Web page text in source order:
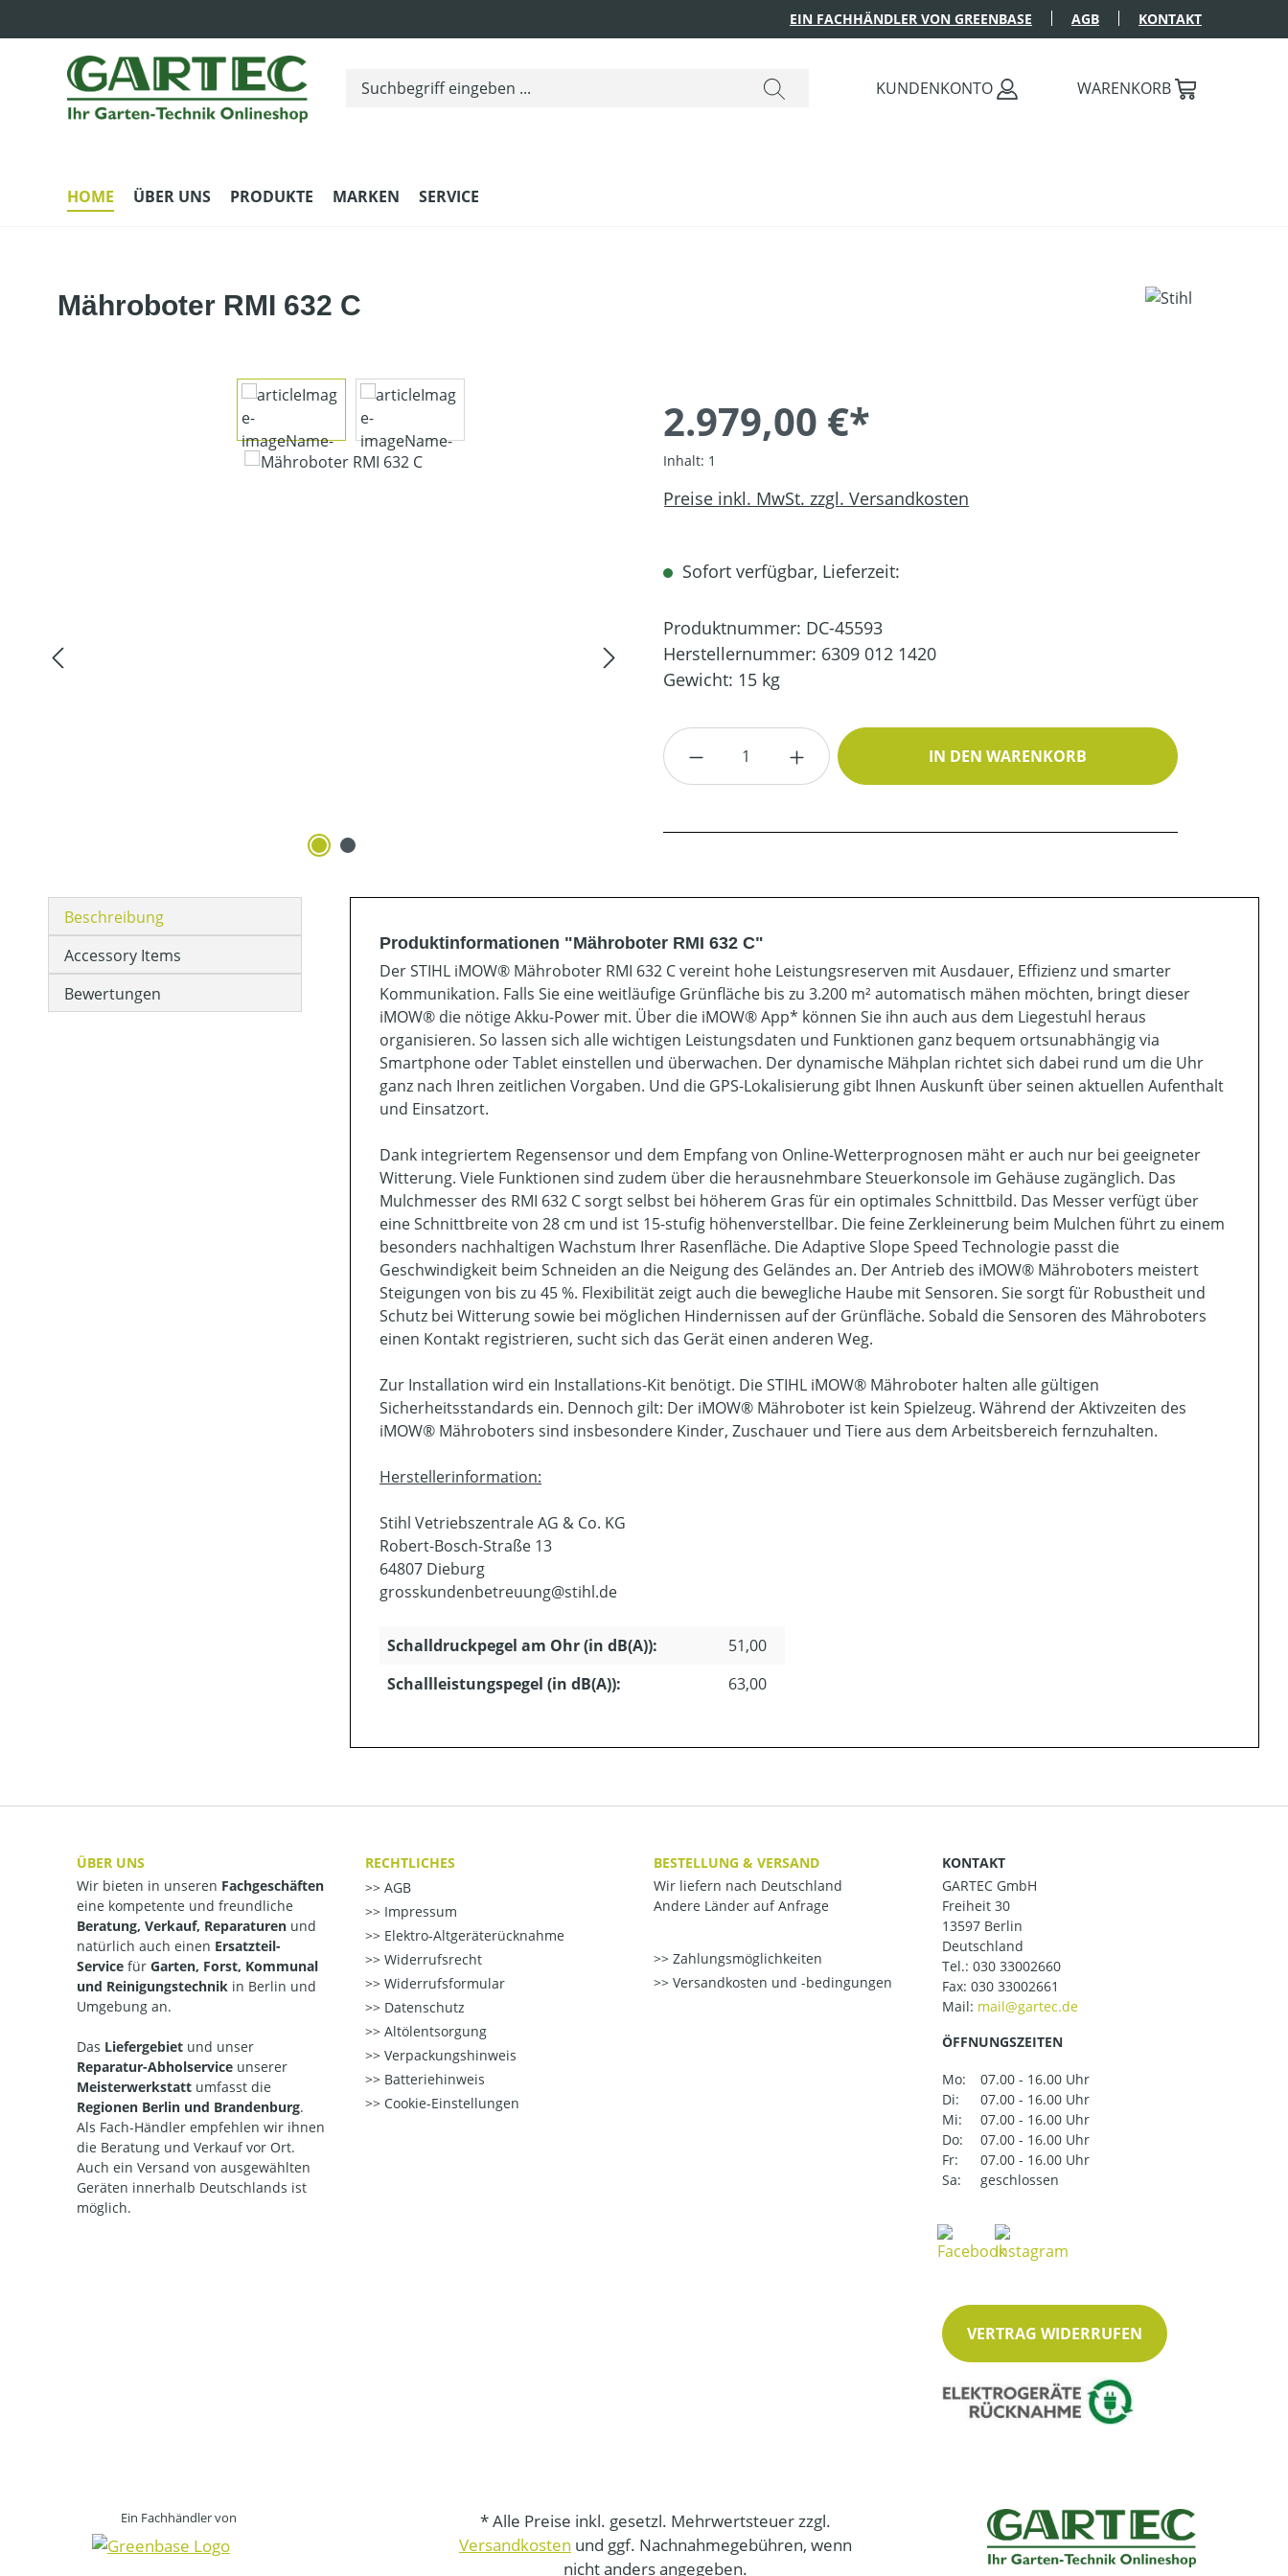
EIN FACHHÄNDLER VON GREENBASE AGB KONTAKT
KUNDENKONTO WARENKORB
HOME ÜBER UNS PRODUKTE MARKEN SERVICE
Mähroboter RMI 632 C
2.979,00 €*
Inhalt: 1
Preise inkl. MwSt. zzgl. Versandkosten
Sofort verfügbar, Lieferzeit:
Produktnummer: DC-45593
Herstellernummer: 6309 012 1420
Gewicht: 15 kg
Produkt Anzahl: Gib den gewünschten Wert ein oder
IN DEN WARENKORB
Beschreibung
Accessory Items
Bewertungen
Produktinformationen "Mähroboter RMI 632 C"
Der STIHL iMOW® Mähroboter RMI 632 C vereint hohe Leistungsreserven mit Ausdauer, Effizienz und smarter
Kommunikation. Falls Sie eine weitläufige Grünfläche bis zu 3.200 m² automatisch mähen möchten, bringt dieser
iMOW® die nötige Akku-Power mit. Über die iMOW® App* können Sie ihn auch aus dem Liegestuhl heraus
organisieren. So lassen sich alle wichtigen Leistungsdaten und Funktionen ganz bequem ortsunabhängig via
Smartphone oder Tablet einstellen und überwachen. Der dynamische Mähplan richtet sich dabei rund um die Uhr
ganz nach Ihren zeitlichen Vorgaben. Und die GPS-Lokalisierung gibt Ihnen Auskunft über seinen aktuellen Aufenthalt
und Einsatzort.
Dank integriertem Regensensor und dem Empfang von Online-Wetterprognosen mäht er auch nur bei geeigneter
Witterung. Viele Funktionen sind zudem über die herausnehmbare Steuerkonsole im Gehäuse zugänglich. Das
Mulchmesser des RMI 632 C sorgt selbst bei höherem Gras für ein optimales Schnittbild. Das Messer verfügt über
eine Schnittbreite von 28 cm und ist 15-stufig höhenverstellbar. Die feine Zerkleinerung beim Mulchen führt zu einem
besonders nachhaltigen Wachstum Ihrer Rasenfläche. Die Adaptive Slope Speed Technologie passt die
Geschwindigkeit beim Schneiden an die Neigung des Geländes an. Der Antrieb des iMOW® Mähroboters meistert
Steigungen von bis zu 45 %. Flexibilität zeigt auch die bewegliche Haube mit Sensoren. Sie sorgt für Robustheit und
Schutz bei Witterung sowie bei möglichen Hindernissen auf der Grünfläche. Sobald die Sensoren des Mähroboters
einen Kontakt registrieren, sucht sich das Gerät einen anderen Weg.
Zur Installation wird ein Installations-Kit benötigt. Die STIHL iMOW® Mähroboter halten alle gültigen
Sicherheitsstandards ein. Dennoch gilt: Der iMOW® Mähroboter ist kein Spielzeug. Während der Aktivzeiten des
iMOW® Mähroboters sind insbesondere Kinder, Zuschauer und Tiere aus dem Arbeitsbereich fernzuhalten.
Herstellerinformation:
Stihl Vetriebszentrale AG & Co. KG
Robert-Bosch-Straße 13
64807 Dieburg
grosskundenbetreuung@stihl.de
Schalldruckpegel am Ohr (in dB(A)):
51,00
Schallleistungspegel (in dB(A)):
63,00
ÜBER UNS
Wir bieten in unseren Fachgeschäften
eine kompetente und freundliche
Beratung, Verkauf, Reparaturen und
natürlich auch einen Ersatzteil-
Service für Garten, Forst, Kommunal
und Reinigungstechnik in Berlin und
Umgebung an.
Das Liefergebiet und unser
Reparatur-Abholservice unserer
Meisterwerkstatt umfasst die
Regionen Berlin und Brandenburg.
Als Fach-Händler empfehlen wir ihnen
die Beratung und Verkauf vor Ort.
Auch ein Versand von ausgewählten
Geräten innerhalb Deutschlands ist
möglich.
RECHTLICHES
AGB
Impressum
Elektro-Altgeräterücknahme
Widerrufsrecht
Widerrufsformular
Datenschutz
Altölentsorgung
Verpackungshinweis
Batteriehinweis
Cookie-Einstellungen
BESTELLUNG & VERSAND
Wir liefern nach Deutschland
Andere Länder auf Anfrage
Zahlungsmöglichkeiten
Versandkosten und -bedingungen
KONTAKT
GARTEC GmbH
Freiheit 30
13597 Berlin
Deutschland
Tel.: 030 33002660
Fax: 030 33002661
Mail:
ÖFFNUNGSZEITEN
Mo:
07.00 - 16.00 Uhr
Di:
07.00 - 16.00 Uhr
Mi:
07.00 - 16.00 Uhr
Do:
07.00 - 16.00 Uhr
Fr:
07.00 - 16.00 Uhr
Sa:
geschlossen
VERTRAG WIDERRUFEN
Ein Fachhändler von
* Alle Preise inkl. gesetzl. Mehrwertsteuer zzgl.
Versandkosten und ggf. Nachnahmegebühren, wenn
nicht anders angegeben.